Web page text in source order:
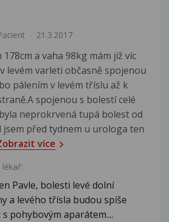
21.3.2017
a vaha 98kg mám již víc
levém varleti občasně spojenou
pálením v levém tříslu až k
spojenou s bolestí celé
neprokrvená tupá bolest od
jsem před tydnem u urologa ten
více
Pavle, bolesti levé dolní
a levého třísla budou spíše
pohybovým aparátem....